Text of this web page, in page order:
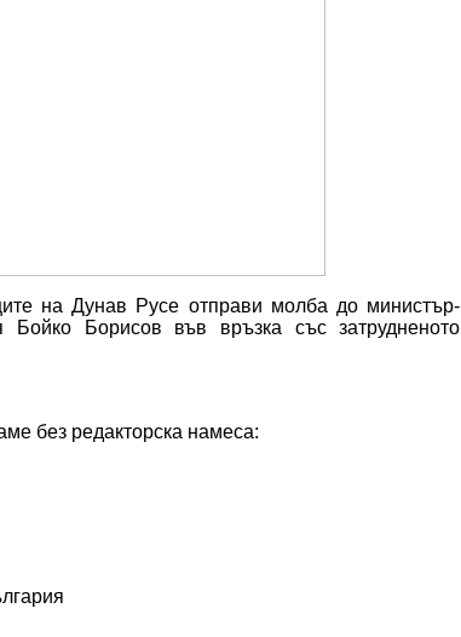
на Дунав Русе отправи молба до министър-
Бойко Борисов във връзка със затрудненото
без редакторска намеса: